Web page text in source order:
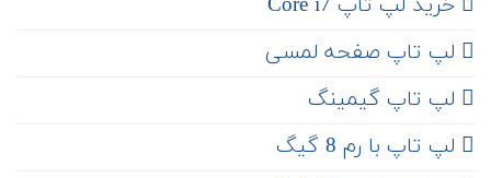
خرید لپ تاپ Core i7
لپ تاپ صفحه لمسی
لپ تاپ گیمینگ
لپ تاپ با رم 8 گیگ